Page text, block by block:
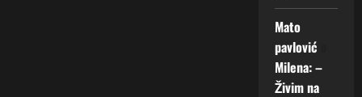
Mato
pavlović
Milena: –
Živim na